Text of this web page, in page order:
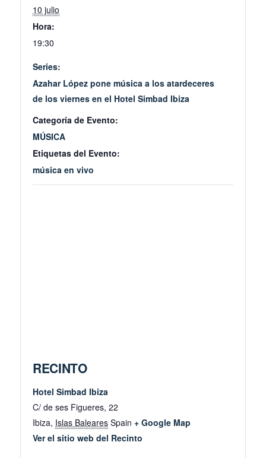
10 julio
Hora:
19:30
Series:
Azahar López pone música a los atardeceres
de los viernes en el Hotel Simbad Ibiza
Categoría de Evento:
MÚSICA
Etiquetas del Evento:
música en vivo
RECINTO
Hotel Simbad Ibiza
C/ de ses Figueres, 22
Ibiza, Islas Baleares Spain + Google Map
Ver el sitio web del Recinto